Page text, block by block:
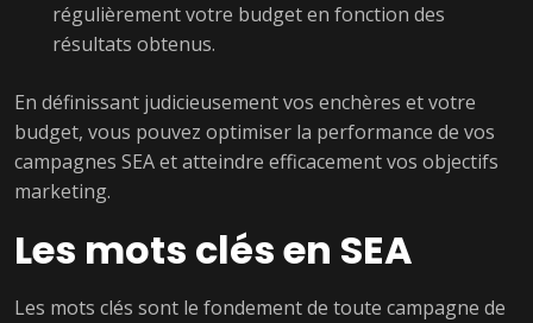
régulièrement votre budget en fonction des
résultats obtenus.
En définissant judicieusement vos enchères et votre
budget, vous pouvez optimiser la performance de vos
campagnes SEA et atteindre efficacement vos objectifs
marketing.
Les mots clés en SEA
Les mots clés sont le fondement de toute campagne de